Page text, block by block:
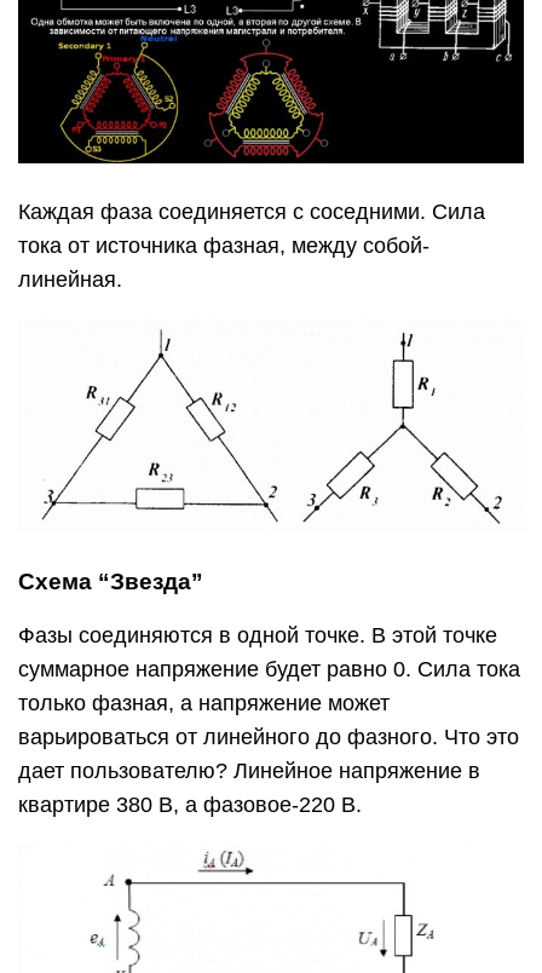
Каждая фаза соединяется с соседними. Сила
тока от источника фазная, между собой-
линейная.
Схема “Звезда”
Фазы соединяются в одной точке. В этой точке
суммарное напряжение будет равно 0. Сила тока
только фазная, а напряжение может
варьироваться от линейного до фазного. Что это
дает пользователю? Линейное напряжение в
квартире 380 В, а фазовое-220 В.